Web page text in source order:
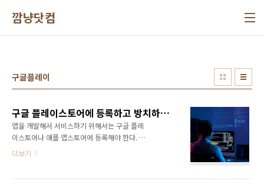
깜냥닷컴
구글플레이
구글 플레이스토어에 등록하고 방치하고 있는 앱을 삭제해야 하는 이유
앱을 개발해서 서비스하기 위해서는 구글 플레
이스토어나 애플 앱스토어에 등록해야 한다. 그
런데 앱을 많이 출시하다 보면 관리가 소홀해 지
더보기